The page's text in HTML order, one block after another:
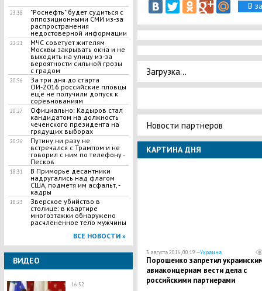
23:38
"Роснефть" будет судиться с
оппозиционными СМИ из-за
распространения
недостоверной информации
22:21
МЧС советует жителям
Москвы закрывать окна и не
выходить на улицу из-за
вероятности сильной грозы
с градом
20:56
За три дня до старта
ОИ-2016 российские пловцы
еще не получили допуск к
соревнованиям
20:27
Официально: Кадыров стал
кандидатом на должность
чеченского президента на
грядущих выборах
20:26
Путину ни разу не
встречался с Трампом и не
говорил с ним по телефону -
Песков
18:31
В Приморье десантники
надругались над флагом
США, подметя им асфальт, -
кадры
18:23
Зверское убийство в
столице: в квартире
многоэтажки обнаружено
расчлененное тело мужчины
ВСЕ НОВОСТИ »
ВИДЕО
16:52
В
Загрузка...
Новости партнеров
КАРТИНА ДНЯ
3 августа 2016, 00:19 —Украина
Порошенко запретил
авиаконцернам вести дела с
российскими партнерами